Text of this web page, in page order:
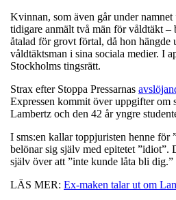
Kvinnan, som även går under
tidigare anmält två män för våldtäkt –
åtalad för grovt förtal, då hon hängde
våldtäktsman i sina sociala medier. I
Stockholms tingsrätt.
Strax efter Stoppa Pressarnas
Expressen kommit över uppgifter om
Lambertz och den 42 år yngre
I sms:en kallar toppjuristen henne för
belönar sig själv med epitetet ”idiot”.
själv över att ”inte kunde låta bli dig.”
LÄS MER: Ex-maken talar ut om